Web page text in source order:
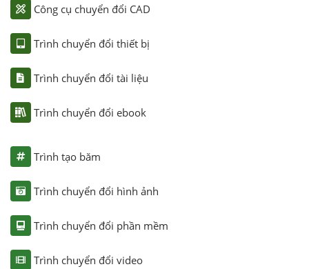
Công cụ chuyển đổi CAD
Trình chuyển đổi thiết bị
Trình chuyển đổi tài liệu
Trình chuyển đổi ebook
Trình tạo băm
Trình chuyển đổi hình ảnh
Trình chuyển đổi phần mềm
Trình chuyển đổi video